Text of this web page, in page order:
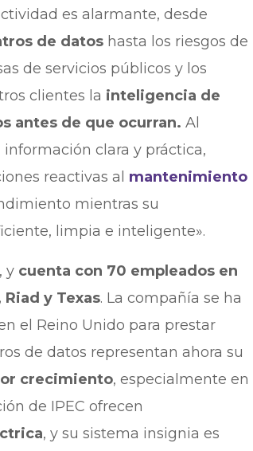
es alarmante, desde
de datos hasta los riesgos de
de servicios públicos y los
clientes la inteligencia de
antes de que ocurran. Al
clara y práctica,
reactivas al mantenimiento
mientras su
limpia e inteligente».
y cuenta con 70 empleados en
y Texas. La compañía se ha
el Reino Unido para prestar
de datos representan ahora su
crecimiento, especialmente en
de IPEC ofrecen
, y su sistema insignia es